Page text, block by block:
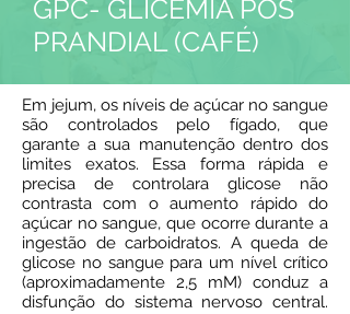
GPC- GLICEMIA PÓS
PRANDIAL (CAFÉ)
Em jejum, os níveis de açúcar no sangue
são controlados pelo fígado, que
garante a sua manutenção dentro dos
limites exatos. Essa forma rápida e
precisa de controlara glicose não
contrasta com o aumento rápido do
açúcar no sangue, que ocorre durante a
ingestão de carboidratos. A queda de
glicose no sangue para um nível crítico
(aproximadamente 2,5 mM) conduz a
disfunção do sistema nervoso central.